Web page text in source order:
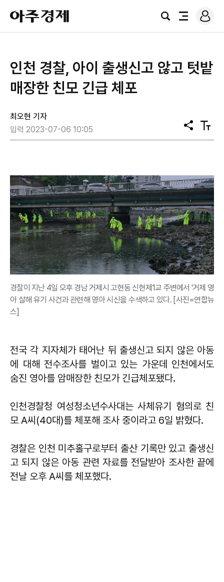
아
주
경
검
전
로
그
인천 경찰, 아이 출생신고 않고 텃밭
매장한 친모 긴급 체포
최오현 기자
입력 2023-07-06 10:05
공
유
텍
스
경찰이 지난 4일 오후 경남 거제시 고현동 신현제1교 주변에서 '거제 영
아 살해 유기 사건과 관련해 영아 시신을 수색하고 있다. [사진=연합뉴
스]
전국 각 지자체가 태어난 뒤 출생신고 되지 않은 아동
에 대해 전수조사를 벌이고 있는 가운데 인천에서도
숨진 영아를 암매장한 친모가 긴급체포됐다.
인천경찰청 여성청소년수사대는 사체유기 혐의로 친
모 A씨(40대)를 체포해 조사 중이라고 6일 밝혔다.
경찰은 인천 미추홀구로부터 출산 기록만 있고 출생신
고 되지 않은 아동 관련 자료를 전달받아 조사한 끝에
전날 오후 A씨를 체포했다.